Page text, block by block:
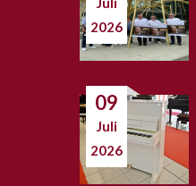
2026
09
Juli
2026